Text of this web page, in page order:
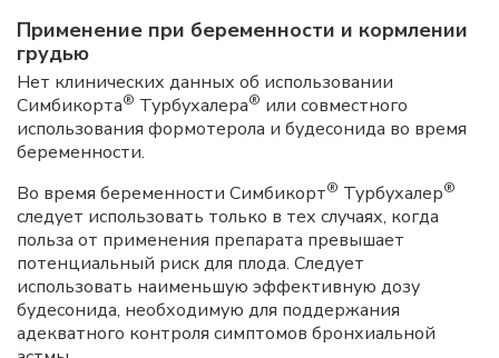
Применение при беременности и кормлении
грудью
Нет клинических данных об использовании
Симбикорта® Турбухалера® или совместного
использования формотерола и будесонида во время
беременности.
Во время беременности Симбикорт® Турбухалер®
следует использовать только в тех случаях, когда
польза от применения препарата превышает
потенциальный риск для плода. Следует
использовать наименьшую эффективную дозу
будесонида, необходимую для поддержания
адекватного контроля симптомов бронхиальной